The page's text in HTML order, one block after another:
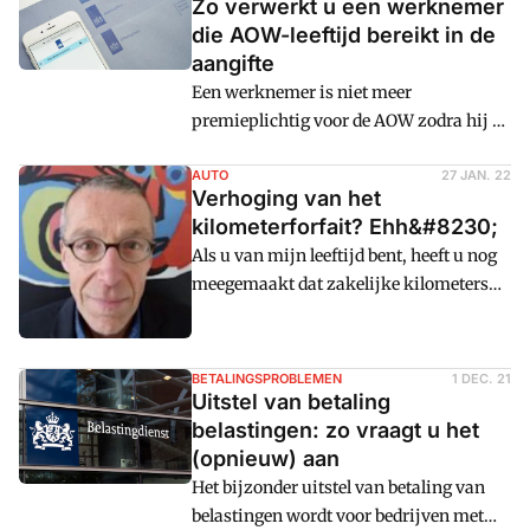
Zo verwerkt u een werknemer
die AOW-leeftijd bereikt in de
aangifte
Een werknemer is niet meer
premieplichtig voor de AOW zodra hij de
in de loonaangifte?
AUTO 27 JAN. 22
Verhoging van het
kilometerforfait? Ehh&#8230;
Als u van mijn leeftijd bent, heeft u nog
meegemaakt dat zakelijke kilometers
tot 'het bedrag van de aan dat reizen
verbonden kosten'. Omdat de hoogte van
de kilometerprijs onder meer
afhankelijk is van de aanschafprijs van
de auto, de leeftijd van de auto, de
gebruikte brandstof en het aantal
kilometers dat per jaar met de auto
BETALINGSPROBLEMEN 1 DEC. 21
Uitstel van betaling
belastingen: zo vraagt u het
(opnieuw) aan
Het bijzonder uitstel van betaling van
belastingen wordt voor bedrijven met